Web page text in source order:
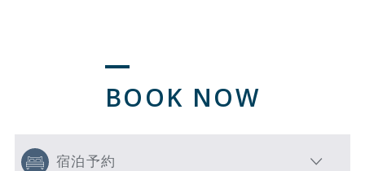
BOOK NOW
宿泊予約